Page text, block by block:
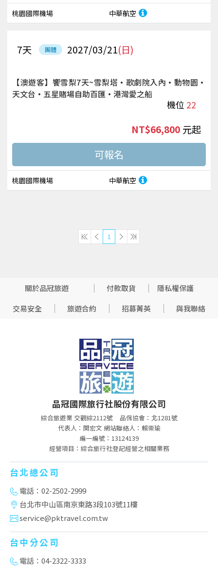
桃園國際機場 中華航空
團體 2027/03/21(日)
7天
【澳遊客】饗雪梨7天~雪梨塔·歌劇院入內·動物園·
天文台·五星賭場自助百匯·港灣愛之船
機位 22
桃園國際機場 中華航空
NT$66,800 起
1
關於品冠旅遊 付款取貨
隱私權保護
交易安全
旅遊合約 招募菁英 與我聯絡
品冠國際旅行社股份有限公司
綜合旅遊業 交觀綜2112號
品保協會：北1281號
代表人：関宏文 網站聯絡人：賴崇瑜
編一編號：13124139
經營項目：綜合旅行社登記經營之相關業務
台北總公司
電話：02-2502-2999
台北市中山區南京東路3段103號11樓
service@pktravel.com.tw
台中分公司
電話：04-2322-3333